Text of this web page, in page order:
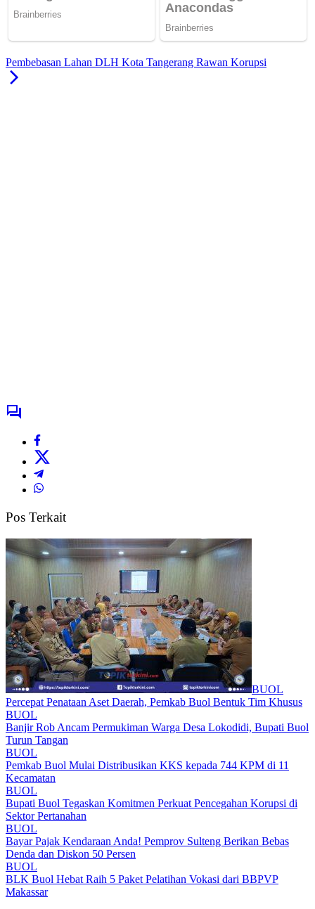
Pembebasan Lahan DLH Kota Tangerang Rawan Korupsi
Pos Terkait
BUOL
Percepat Penataan Aset Daerah, Pemkab Buol Bentuk Tim Khusus
BUOL
Banjir Rob Ancam Permukiman Warga Desa Lokodidi, Bupati Buol
Turun Tangan
BUOL
Pemkab Buol Mulai Distribusikan KKS kepada 744 KPM di 11
Kecamatan
BUOL
Bupati Buol Tegaskan Komitmen Perkuat Pencegahan Korupsi di
Sektor Pertanahan
BUOL
Bayar Pajak Kendaraan Anda! Pemprov Sulteng Berikan Bebas
Denda dan Diskon 50 Persen
BUOL
BLK Buol Hebat Raih 5 Paket Pelatihan Vokasi dari BBPVP
Makassar